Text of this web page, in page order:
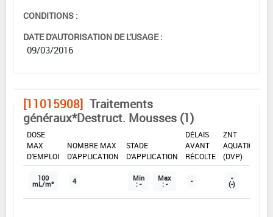
CONDITIONS :
DATE D'AUTORISATION DE L'USAGE :
09/03/2016
[11015908] Traitements
généraux*Destruct. Mousses (1)
DOSE
MAX
D'EMPLOI
NOMBRE MAX
D'APPLICATION
STADE
D'APPLICATION
DÉLAIS
AVANT
RÉCOLTE
ZNT
AQUATIQUE
(DVP)
100
mL/m² 4 Min
: -
Max
: - - -
(-)